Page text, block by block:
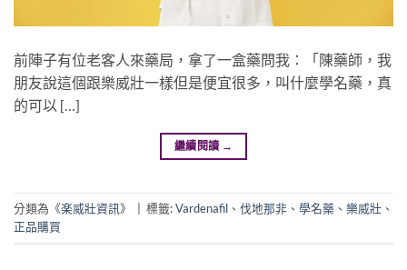
前陣子有位老客人來藥局，拿了一盒藥問我：「陳藥師，我
朋友說這個跟樂威壯一樣但是便宜很多，叫什麼學名藥，真
的可以 […]
繼續閱讀 →
分類為《楽威壯資訊》 標籤:Vardenafil 、 伐地那非 、 學名藥 、 樂威壯 、
正品購買